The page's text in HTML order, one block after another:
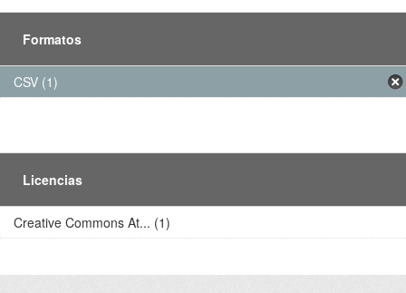
Formatos
CSV (1)
Licencias
Creative Commons At... (1)